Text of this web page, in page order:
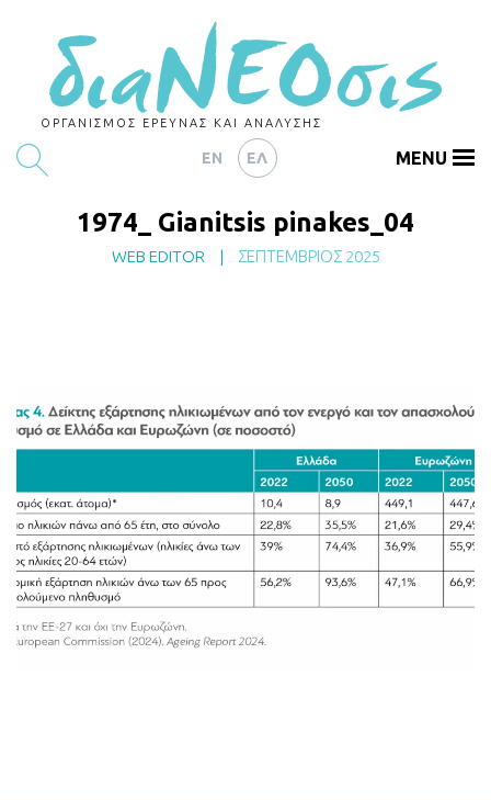
ΟΡΓΑΝΙΣΜΟΣ ΕΡΕΥΝΑΣ ΚΑΙ ΑΝΑΛΥΣΗΣ
EN ΕΛ
PODCASTS
BLOG
ABOUT
ΕΠΙΚΟΙΝΩΝΙΑ
MENU
1974_ Gianitsis pinakes_04
WEB EDITOR | ΣΕΠΤΈΜΒΡΙΟΣ 2025